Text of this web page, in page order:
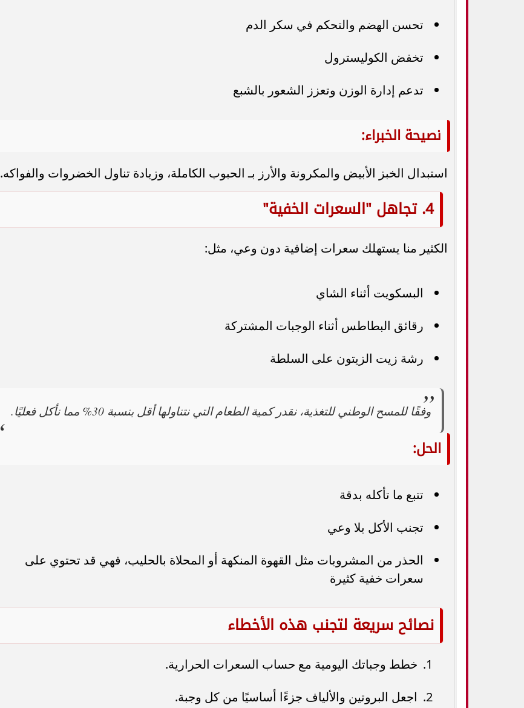
تحسن الهضم والتحكم في سكر الدم
تخفض الكوليسترول
تدعم إدارة الوزن وتعزز الشعور بالشبع
نصيحة الخبراء:
استبدال الخبز الأبيض والمكرونة والأرز بـ الحبوب الكاملة، وزيادة تناول الخضروات والفواكه.
4. تجاهل "السعرات الخفية"
الكثير منا يستهلك سعرات إضافية دون وعي، مثل:
البسكويت أثناء الشاي
رقائق البطاطس أثناء الوجبات المشتركة
رشة زيت الزيتون على السلطة
وفقًا للمسح الوطني للتغذية، نقدر كمية الطعام التي نتناولها أقل بنسبة 30% مما نأكل فعليًا.
الحل:
تتبع ما تأكله بدقة
تجنب الأكل بلا وعي
الحذر من المشروبات مثل القهوة المنكهة أو المحلاة بالحليب، فهي قد تحتوي على
سعرات خفية كثيرة
نصائح سريعة لتجنب هذه الأخطاء
خطط وجباتك اليومية مع حساب السعرات الحرارية.
اجعل البروتين والألياف جزءًا أساسيًا من كل وجبة.